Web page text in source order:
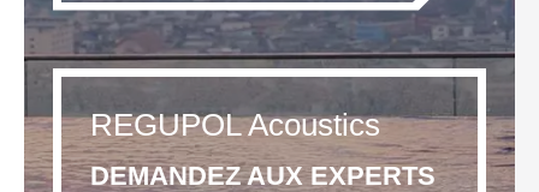
REGUPOL Acoustics
DEMANDEZ AUX EXPERTS